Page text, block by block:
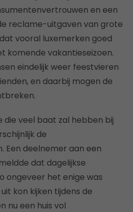
en een
reclame-uitgaven van grote
vooral luxemerken goed
komende vakantieseizoen.
eindelijk weer feestvieren
en daarbij mogen de
die veel baat zal hebben bij
de
Een deelnemer aan een
dat dagelijkse
ongeveer het enige was
kon kijken tijdens de
nu een huis vol